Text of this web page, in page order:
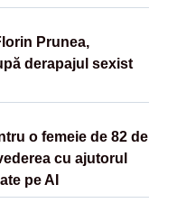
Prunea,
derapajul sexist
o femeie de 82 de
cu ajutorul
pe AI